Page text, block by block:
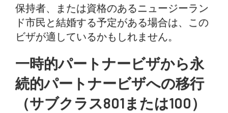
保持者、または資格のあるニュージーラン
ド市民と結婚する予定がある場合は、この
ビザが適しているかもしれません。
一時的パートナービザから永
続的パートナービザへの移行
（サブクラス801または100）